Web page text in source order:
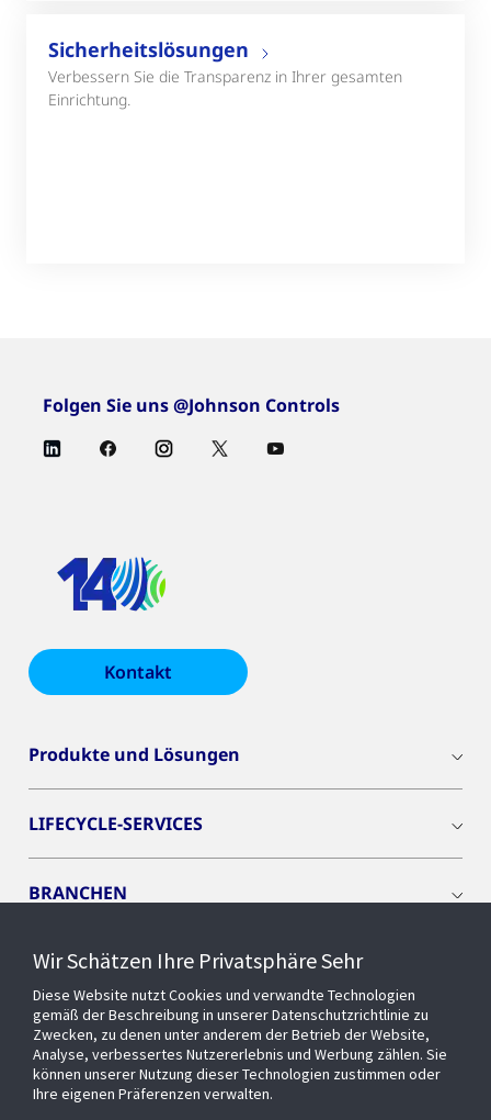
Sicherheitslösungen
Verbessern Sie die Transparenz in Ihrer gesamten
Einrichtung.
Folgen Sie uns @Johnson Controls
Kontakt
Produkte und Lösungen
LIFECYCLE-SERVICES
BRANCHEN
CYBER SOLUTIONS
OPENBLUE
SMART BUILDINGS
Wir Schätzen Ihre Privatsphäre Sehr
Diese Website nutzt Cookies und verwandte Technologien
gemäß der Beschreibung in unserer Datenschutzrichtlinie zu
Zwecken, zu denen unter anderem der Betrieb der Website,
Analyse, verbessertes Nutzererlebnis und Werbung zählen. Sie
können unserer Nutzung dieser Technologien zustimmen oder
Ihre eigenen Präferenzen verwalten.